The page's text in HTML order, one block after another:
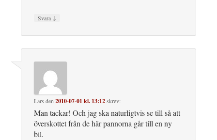
Svara ↓
Lars den2010-07-01 kl. 13:12skrev:
Man tackar! Och jag ska naturligtvis se till så att
överskottet från de här pannorna går till en ny
bil.